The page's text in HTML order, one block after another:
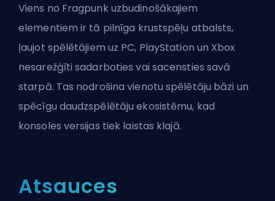
Viens no Fragpunk uzbudinošākajiem
elementiem ir tā pilnīga krustspēļu atbalsts,
ļaujot spēlētājiem uz PC, PlayStation un Xbox
nesarežģīti sadarboties vai sacensties savā
starpā. Tas nodrošina vienotu spēlētāju bāzi un
spēcīgu daudzspēlētāju ekosistēmu, kad
konsoles versijas tiek laistas klajā.
Atsauces